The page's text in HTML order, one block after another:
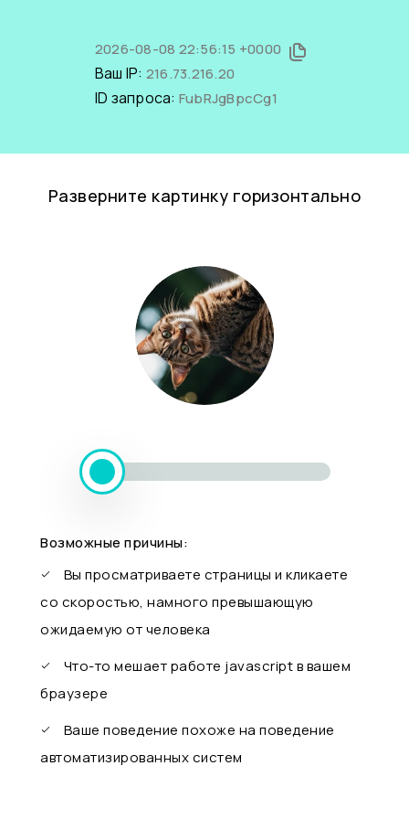
2026-08-08 22:56:15 +0000
Ваш IP: 216.73.216.20
ID запроса: FubRJgBpcCg1
Разверните картинку горизонтально
Возможные причины:
Вы просматриваете страницы и кликаете
со скоростью, намного превышающую
ожидаемую от человека
Что-то мешает работе javascript в вашем
браузере
Ваше поведение похоже на поведение
автоматизированных систем